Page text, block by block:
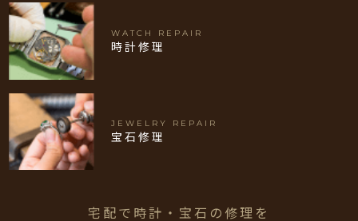
WATCH REPAIR
時計修理
JEWELRY REPAIR
宝石修理
宅配で時計・宝石の修理を